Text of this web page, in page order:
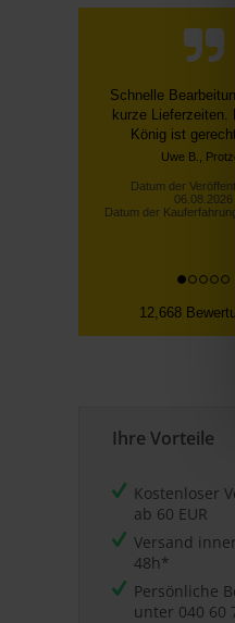
Schnelle
kurze Lieferzeiten.
König ist
Uwe B.,
Datum der
06.08.2026
Datum der
12,668
Ihre Vorteile
Kostenloser
ab 60 EUR
Versand
48h*
Persönliche
unter 040 60